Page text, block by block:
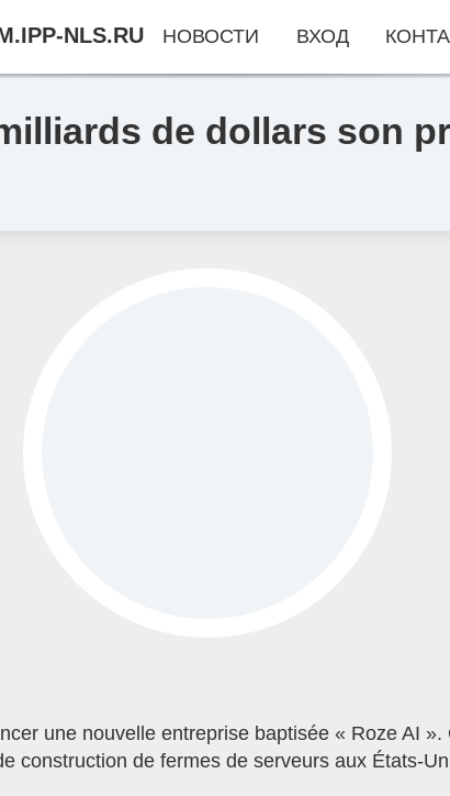
de dollars son
une nouvelle entreprise baptisée « Roze AI
construction de fermes de serveurs aux États-
NLS.RU НОВОСТИ ВХОД